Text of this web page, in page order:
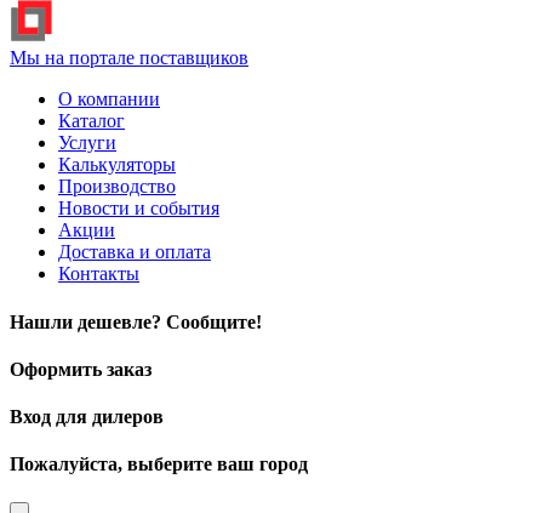
Мы на портале поставщиков
О компании
Каталог
Услуги
Калькуляторы
Производство
Новости и события
Акции
Доставка и оплата
Контакты
Нашли дешевле? Сообщите!
Оформить заказ
Вход для дилеров
Пожалуйста, выберите ваш город